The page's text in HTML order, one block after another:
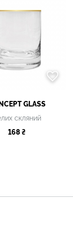
GLASS
скляний
168 ₴